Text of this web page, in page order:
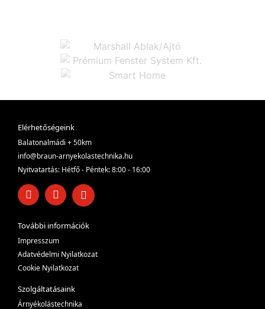
Elérhetőségeink
Balatonalmádi + 50km
info@braun-arnyekolastechnika.hu
Nyitvatartás: Hétfő - Péntek: 8:00 - 16:00
További információk
Impresszum
Adatvédelmi Nyilatkozat
Cookie Nyilatkozat
Szolgáltatásaink
Árnyékolástechnika